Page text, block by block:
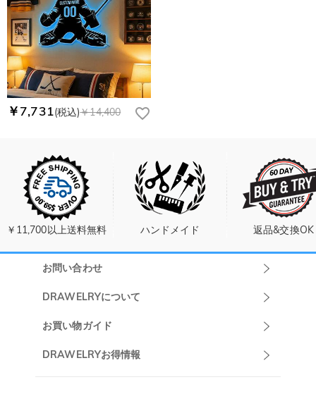
￥7,731(税込)￥14,400
￥11,700以上送料無料 ハンドメイド 返品&交換OK
お問い合わせ
DRAWELRYについて
DRAWELRYについて
お買い物ガイド
発送について
DRAWELRYお得情報